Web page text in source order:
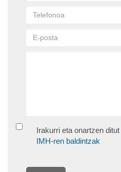
Irakurri eta onartzen ditut
IMH-ren baldintzak